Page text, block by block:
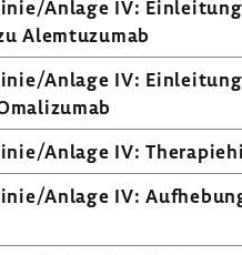
Anlage IV:
Alem­tu­zumab
Anlage IV:
Anlage IV:
Anlage IV: